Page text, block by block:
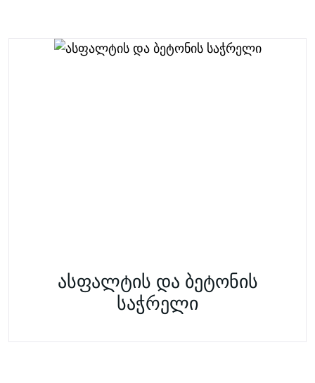
ასფალტის და ბეტონის
საჭრელი